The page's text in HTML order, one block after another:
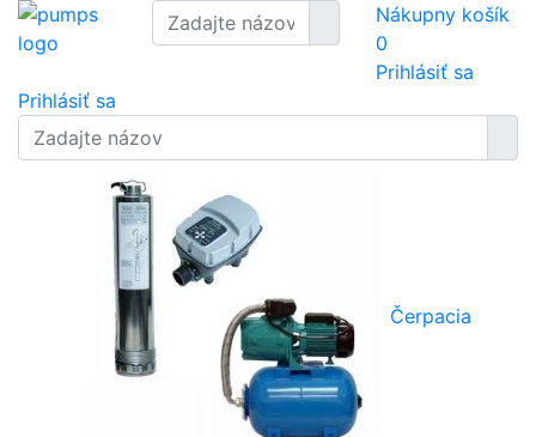
Nákupny košík
0
Prihlásiť sa
Prihlásiť sa
Čerpacia